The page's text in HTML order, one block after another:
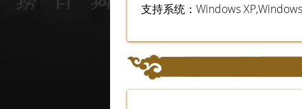
支持系统：Windows